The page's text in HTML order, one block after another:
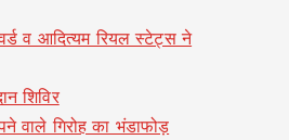
व आदित्यम रियल स्टेट्स ने
शिविर
वाले गिरोह का भंडाफोड़